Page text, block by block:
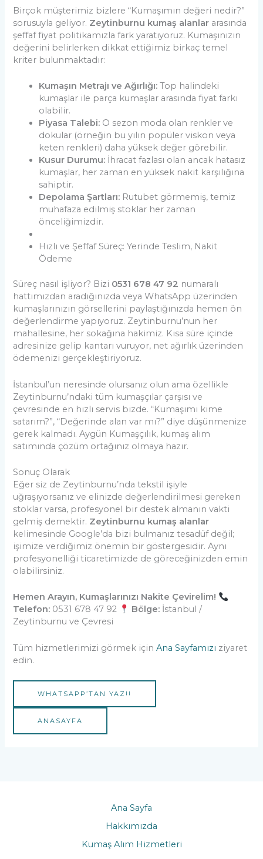
Birçok müşterimiz bizlere “Kumaşımın değeri nedir?”
sorusuyla geliyor. Zeytinburnu kumaş alanlar arasında
şeffaf fiyat politikamızla fark yaratıyoruz. Kumaşınızın
değerini belirlerken dikkat ettiğimiz birkaç temel
kriter bulunmaktadır:
Kumaşın Metrajı ve Ağırlığı: Top halindeki
kumaşlar ile parça kumaşlar arasında fiyat farkı
olabilir.
Piyasa Talebi: O sezon moda olan renkler ve
dokular (örneğin bu yılın popüler viskon veya
keten renkleri) daha yüksek değer görebilir.
Kusur Durumu: İhracat fazlası olan ancak hatasız
kumaşlar, her zaman en yüksek nakit karşılığına
sahiptir.
Depolama Şartları: Rutubet görmemiş, temiz
muhafaza edilmiş stoklar her zaman
önceliğimizdir.
Hızlı ve Şeffaf Süreç: Yerinde Teslim, Nakit
Ödeme
Süreç nasıl işliyor? Bizi 0531 678 47 92 numaralı
hattımızdan aradığınızda veya WhatsApp üzerinden
kumaşlarınızın görsellerini paylaştığınızda hemen ön
değerlendirme yapıyoruz. Zeytinburnu’nun her
mahallesine, her sokağına hakimiz. Kısa süre içinde
adresinize gelip kantarı vuruyor, net ağırlık üzerinden
ödemenizi gerçekleştiriyoruz.
İstanbul’un neresinde olursanız olun ama özellikle
Zeytinburnu’ndaki tüm kumaşçılar çarşısı ve
çevresinde en hızlı servis bizde. “Kumaşımı kime
satarım?”, “Değerinde alan var mı?” diye düşünmenize
gerek kalmadı. Aygün Kumaşçılık, kumaş alım
satımında çözüm ortağınız olmaya hazır.
Sonuç Olarak
Eğer siz de Zeytinburnu’nda tekstil işiyle
uğraşıyorsanız ve elinizde değerlendirilmesi gereken
stoklar varsa, profesyonel bir destek almanın vakti
gelmiş demektir. Zeytinburnu kumaş alanlar
kelimesinde Google’da bizi bulmanız tesadüf değil;
işimize verdiğimiz önemin bir göstergesidir. Aynı
profesyonelliği ticaretimizde de göreceğinizden emin
olabilirsiniz.
Hemen Arayın, Kumaşlarınızı Nakite Çevirelim!
Telefon: 0531 678 47 92 Bölge: İstanbul /
Zeytinburnu ve Çevresi
Tüm hizmetlerimizi görmek içinAna Sayfamızı ziyaret
edin.
WHATSAPP’TAN YAZ!!
ANASAYFA
Ana Sayfa
Hakkımızda
Kumaş Alım Hizmetleri